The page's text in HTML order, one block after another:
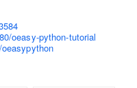
oeasy-python-tutorial